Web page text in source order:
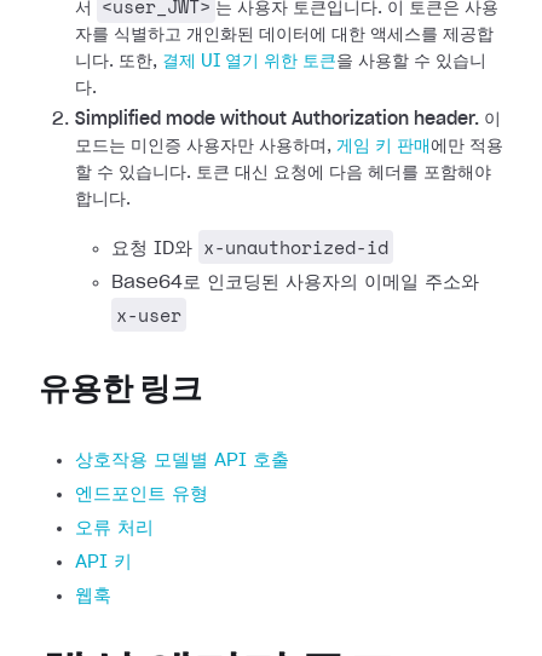
서 <user_JWT> 는 사용자 토큰입니다. 이 토큰은 사용
자를 식별하고 개인화된 데이터에 대한 액세스를 제공합
니다. 또한, 결제 UI 열기 위한 토큰을 사용할 수 있습니
다.
Simplified mode without Authorization header. 이
모드는 미인증 사용자만 사용하며, 게임 키 판매 에만 적용
할 수 있습니다. 토큰 대신 요청에 다음 헤더를 포함해야
합니다.
요청 ID와 x-unauthorized-id
Base64로 인코딩된 사용자의 이메일 주소와
x-user
유용한 링크
상호작용 모델별 API 호출
엔드포인트 유형
오류 처리
API 키
웹훅